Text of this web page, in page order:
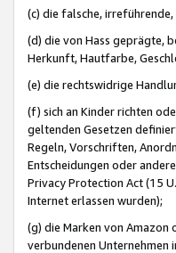
(c) die falsche,
(d) die von Hass geprägte,
Herkunft, Hautfarbe,
(e) die rechtswidrige
(f) sich an Kinder richten
geltenden Gesetzen
Regeln, Vorschriften,
Entscheidungen oder
Privacy Protection Act (15
Internet erlassen wurden);
(g) die Marken von Amazon
verbundenen Unternehmen